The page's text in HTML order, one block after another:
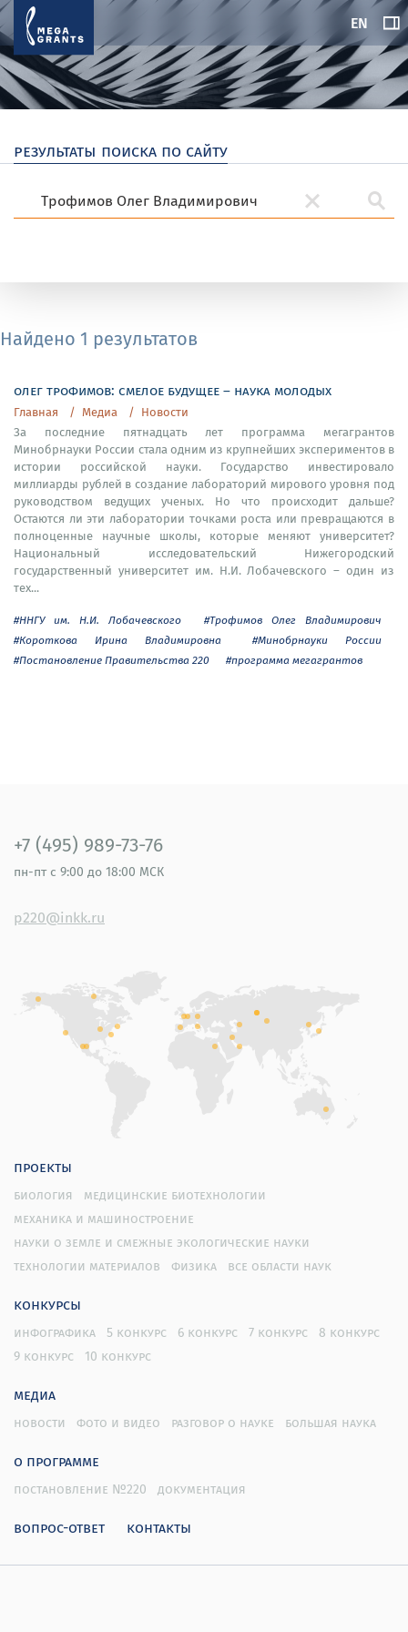
EN
результаты поиска по сайту
Найдено 1 результатов
олег трофимов: смелое будущее – наука молодых
Главная Медиа
Новости
За последние пятнадцать лет программа мегагрантов
Минобрнауки России стала одним из крупнейших экспериментов в
истории российской науки. Государство инвестировало
миллиарды рублей в создание лабораторий мирового уровня под
руководством ведущих ученых. Но что происходит дальше?
Остаются ли эти лаборатории точками роста или превращаются в
полноценные научные школы, которые меняют университет?
Национальный исследовательский Нижегородский
государственный университет им. Н.И. Лобачевского – один из
тех...
#ННГУ им. Н.И. Лобачевского
#Трофимов Олег Владимирович
#Короткова Ирина Владимировна
#Минобрнауки России
#Постановление Правительства 220
#программа мегагрантов
+7 (495) 989-73-76
пн-пт с 9:00 до 18:00 МСК
p220@inkk.ru
проекты
биология
медицинские биотехнологии
механика и машиностроение
науки о земле и смежные экологические науки
технологии материалов
физика все области наук
конкурсы
инфографика 5 конкурс 6 конкурс 7 конкурс
8 конкурс
9 конкурс
10 конкурс
медиа
новости фото и видео разговор о науке большая наука
о программе
постановление №220 документация
вопрос-ответ контакты